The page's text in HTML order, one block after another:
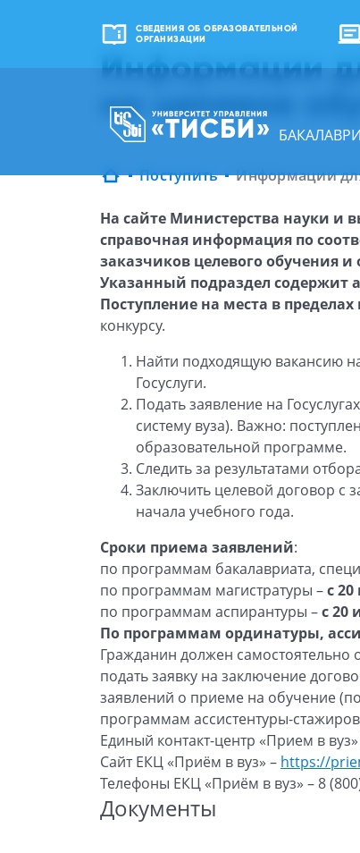
СВЕДЕНИЯ ОБ ОБРАЗОВАТЕЛЬНОЙ
ОРГАНИЗАЦИИ
Информации
на целевое
Поступить Информации
На сайте Министерства науки и
справочная информация по
заказчиков целевого обучения
Указанный подраздел содержит
Поступление на места в
конкурсу.
Найти подходящую вакансию
Госуслуги.
Подать заявление на
систему вуза). Важно:
образовательной программе.
Следить за результатами
Заключить целевой договор с
начала учебного года.
Сроки приема заявлений:
по программам бакалавриата,
по программам магистратуры –с
по программам аспирантуры –с 20
По программам ординатуры,
Гражданин должен самостоятельно
подать заявку на заключение
заявлений о приеме на обучение
программам ассистентуры-
Единый контакт-центр «Прием в
Сайт ЕКЦ «Приём в вуз» – https://
Телефоны ЕКЦ «Приём в вуз» – 8
Документы